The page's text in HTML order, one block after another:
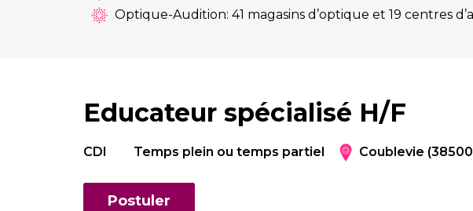
Optique-Audition: 41 magasins d’optique et 19 centres
Educateur spécialisé H/F
CDI Temps plein ou temps partiel Coublevie
Postuler